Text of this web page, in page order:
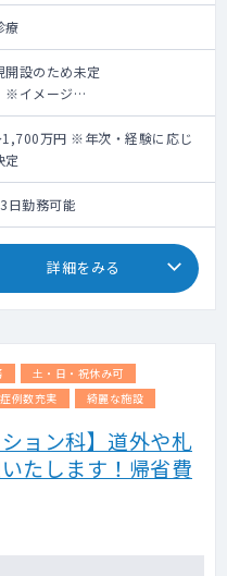
療
開設のため未定
※イメージ
12:00 外来
18:00 外来もしくは訪問診療
療のコマについては応相談で
についてはご希望を踏まえて
す。
】
枠は分けてはいませんが先生方
て予約の受け方等柔軟に対応い
訪問診療となります。
万円 ※年次・経験に応じ
定
勤務可能
詳細をみる
土・日・祝休み可
症例数充実 綺麗な施設
ョン科】道外や札
たします！帰省費